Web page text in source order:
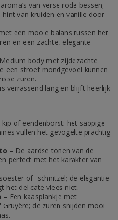
van verse rode bessen,
hint van kruiden en vanille door
een mooie balans tussen het
en een zachte, elegante
Medium body met zijdezachte
een stroef mondgevoel kunnen
zuren.
verrassend lang en blijft heerlijk
kip of eendenborst; het sappige
vullen het gevogelte prachtig
– De aardse tonen van de
perfect met het karakter van
of -schnitzel; de elegantie
het delicate vlees niet.
– Een kaasplankje met
de zuren snijden mooi